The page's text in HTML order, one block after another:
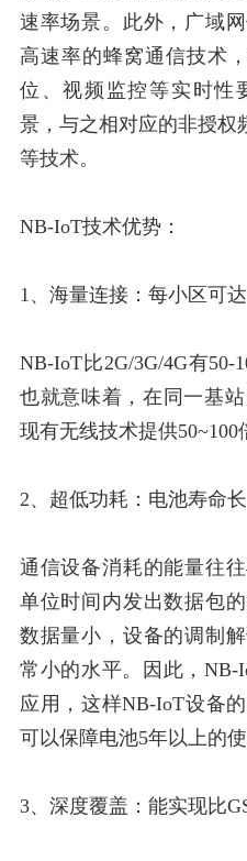
速率场景。此外，广域
高速率的蜂窝通信技术
位、视频监控等实时性
景，与之相对应的非授权
等技术。
NB-IoT技术优势：
1、海量连接：每小区可
NB-IoT比2G/3G/4G有
也就意味着，在同一基
现有无线技术提供50~100
2、超低功耗：电池寿命长
通信设备消耗的能量往
单位时间内发出数据包
数据量小，设备的调制
常小的水平。因此，
应用，这样NB-IoT设备
可以保障电池5年以上的使
3、深度覆盖：能实现比